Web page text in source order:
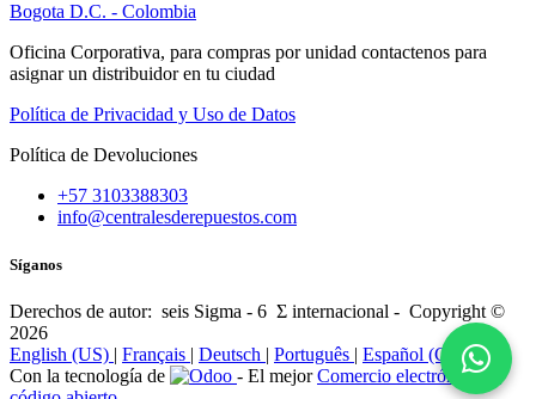
Bogota D.C. - Colombia
Oficina Corporativa, para compras por unidad contactenos para
asignar un distribuidor en tu ciudad
Política de Privacidad y Uso de Datos
Política de Devoluciones
+57 3103388303
info@centralesderepuestos.com
Síganos
Derechos de autor: seis Sigma - 6 Σ internacional - Copyright ©
2026
English (US) | Français | Deutsch | Português | Español (CO)
Con la tecnología de
- El mejorComercio electrónico de